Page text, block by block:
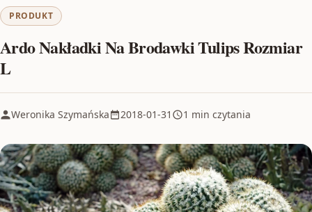
PRODUKT
Ardo Nakładki Na Brodawki Tulips Rozmiar
L
Weronika Szymańska 2018-01-31 1 min czytania